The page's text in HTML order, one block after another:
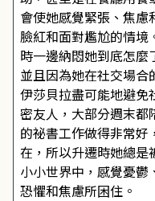
會使她感覺緊張、焦
臉紅和面對尷尬的情境
時一邊納悶她到底怎麼
並且因為她在社交場合
伊莎貝拉盡可能地避免
密友人，大部分週末都
的祕書工作做得非常好
在，所以升遷時她總是
小小世界中，感覺憂鬱
恐懼和焦慮所困住。